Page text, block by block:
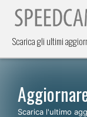
Scarica gli ultimi
Scarica l'ultimo